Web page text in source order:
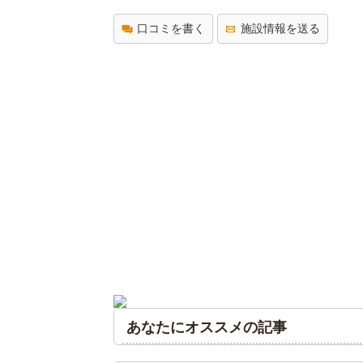
口コミを書く 施設情報を送る
あなたにオススメの記事